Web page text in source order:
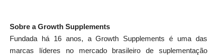
Sobre a Growth Supplements
Fundada há 16 anos, a Growth Supplements é uma das
marcas líderes no mercado brasileiro de suplementação